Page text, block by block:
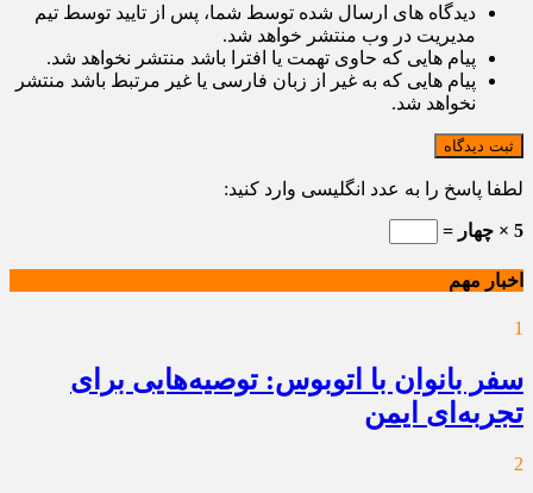
دیدگاه های ارسال شده توسط شما، پس از تایید توسط تیم
مدیریت در وب منتشر خواهد شد.
پیام هایی که حاوی تهمت یا افترا باشد منتشر نخواهد شد.
پیام هایی که به غیر از زبان فارسی یا غیر مرتبط باشد منتشر
نخواهد شد.
ثبت دیدگاه
لطفا پاسخ را به عدد انگلیسی وارد کنید:
5 × چهار =
اخبار مهم
1
سفر بانوان با اتوبوس: توصیه‌هایی برای
تجربه‌ای ایمن
2